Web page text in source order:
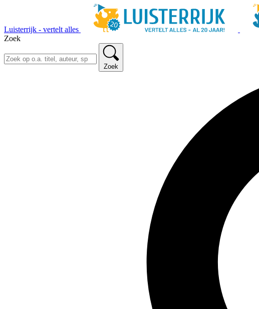
Luisterrijk - vertelt alles
Zoek
Zoek